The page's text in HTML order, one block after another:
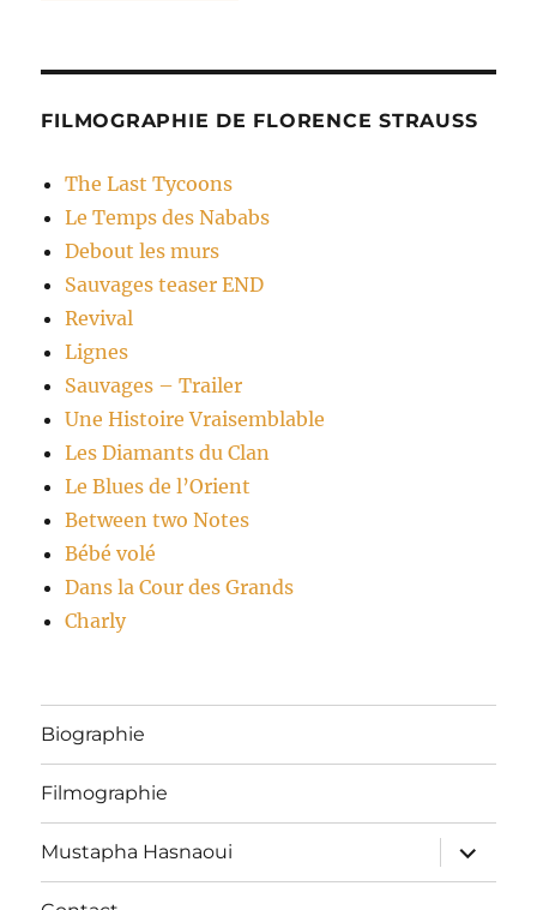
FILMOGRAPHIE DE FLORENCE STRAUSS
The Last Tycoons
Le Temps des Nababs
Debout les murs
Sauvages teaser END
Revival
Lignes
Sauvages – Trailer
Une Histoire Vraisemblable
Les Diamants du Clan
Le Blues de l’Orient
Between two Notes
Bébé volé
Dans la Cour des Grands
Charly
Biographie
Filmographie
Mustapha Hasnaoui
ouvrir
le
sous-